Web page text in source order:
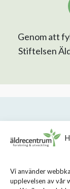
Vi använder
upplevelsen av vår
Genom att
Stiftelsen